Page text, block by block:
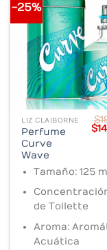
-25%
LIZ CLAIBORNE
Perfume
Curve
Wave
$
$
Tamaño: 125 ml
de Toilette
Aroma:
Acuática